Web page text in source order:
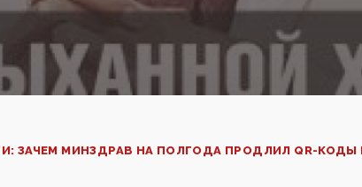
ЗАЧЕМ МИНЗДРАВ НА ПОЛГОДА ПРОДЛИЛ QR-